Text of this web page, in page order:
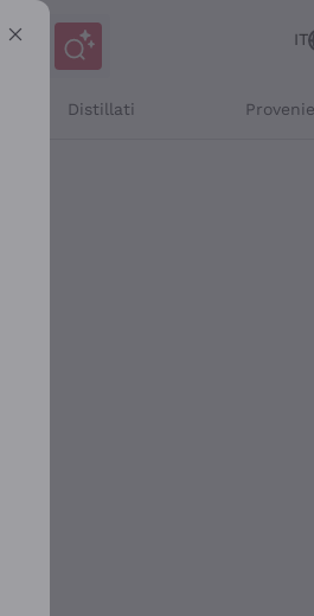
IT
Distillati